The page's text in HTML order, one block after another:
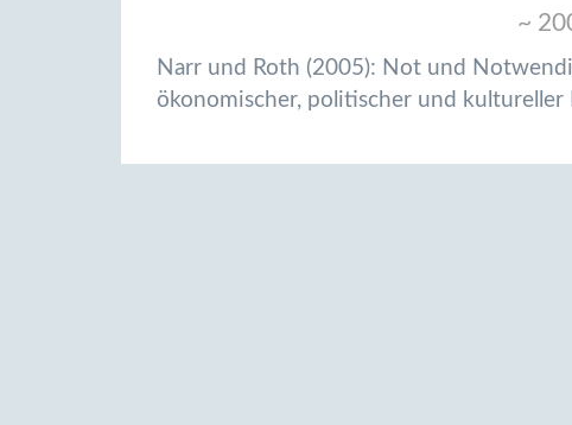
~
Narr und Roth (2005): Not und
ökonomischer, politischer und